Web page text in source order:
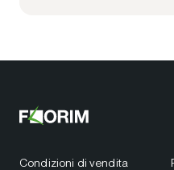
Condizioni di vendita